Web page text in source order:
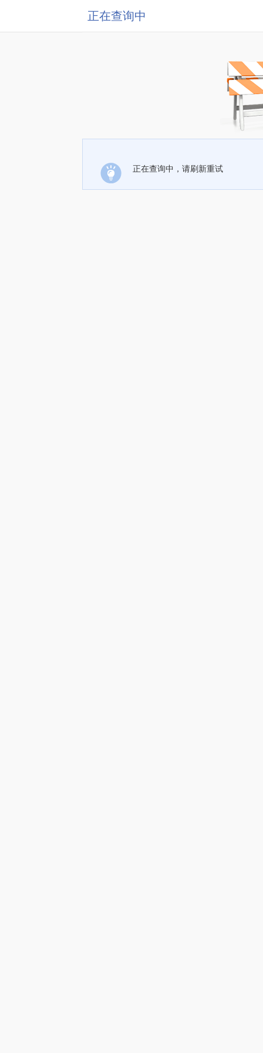
正在查询中
正在查询中，请刷新重试